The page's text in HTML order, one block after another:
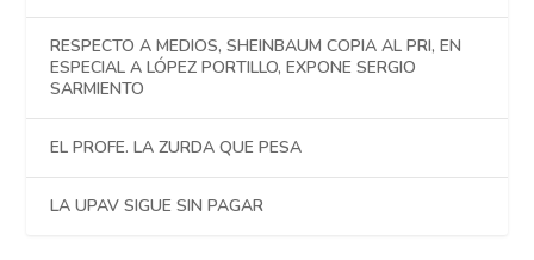
RESPECTO A MEDIOS, SHEINBAUM COPIA AL PRI, EN
ESPECIAL A LÓPEZ PORTILLO, EXPONE SERGIO
SARMIENTO
EL PROFE. LA ZURDA QUE PESA
LA UPAV SIGUE SIN PAGAR